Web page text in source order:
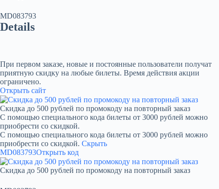
MD083793
Details
При первом заказе, новые и постоянные пользователи получат
приятную скидку на любые билеты. Время действия акции
ограничено.
Открыть сайт
Скидка до 500 рублей по промокоду на повторный заказ
С помощью специального кода билеты от 3000 рублей можно
приобрести со скидкой.
С помощью специального кода билеты от 3000 рублей можно
приобрести со скидкой. Скрыть
MD083793Открыть код
Скидка до 500 рублей по промокоду на повторный заказ